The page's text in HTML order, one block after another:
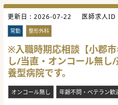
更新日 : 2026-07-22 医師求人ID
常勤 整形外科
※入職時期応相談【小郡
し/当直・オンコール無し
養型病院です。
オンコール無し 年齢不問・ベテラン歓